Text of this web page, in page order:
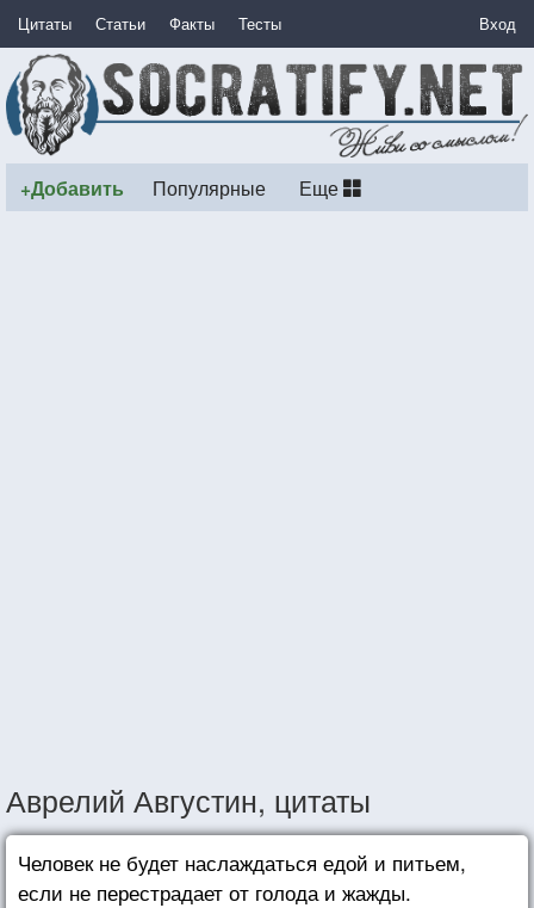
Цитаты Статьи Факты Тесты Вход
+Добавить Популярные Еще
Аврелий Августин, цитаты
Человек не будет наслаждаться едой и питьем,
если не перестрадает от голода и жажды.